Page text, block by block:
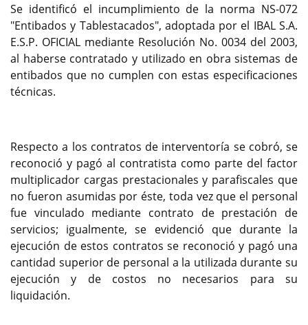
Se identificó el incumplimiento de la norma NS-072
"Entibados y Tablestacados", adoptada por el IBAL S.A.
E.S.P. OFICIAL mediante Resolución No. 0034 del 2003,
al haberse contratado y utilizado en obra sistemas de
entibados que no cumplen con estas especificaciones
técnicas.
Respecto a los contratos de interventoría se cobró, se
reconoció y pagó al contratista como parte del factor
multiplicador cargas prestacionales y parafiscales que
no fueron asumidas por éste, toda vez que el personal
fue vinculado mediante contrato de prestación de
servicios; igualmente, se evidenció que durante la
ejecución de estos contratos se reconoció y pagó una
cantidad superior de personal a la utilizada durante su
ejecución y de costos no necesarios para su
liquidación.